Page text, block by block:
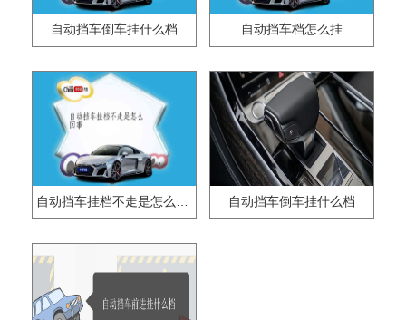
自动挡车倒车挂什么档 自动挡车档怎么挂
自动挡车倒车挂什么档